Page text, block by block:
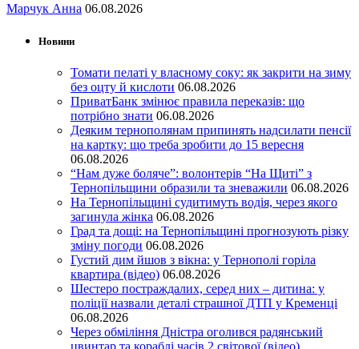
Марчук Анна 06.08.2026
Новини
Томати пелаті у власному соку: як закрити на зиму
без оцту й кислоти 06.08.2026
ПриватБанк змінює правила переказів: що
потрібно знати 06.08.2026
Деяким тернополянам припинять надсилати пенсії
на картку: що треба зробити до 15 вересня
06.08.2026
“Нам дуже боляче”: волонтерів “На Щиті” з
Тернопільщини образили та зневажили 06.08.2026
На Тернопільщині судитимуть водія, через якого
загинула жінка 06.08.2026
Град та дощі: на Тернопільщині прогнозують різку
зміну погоди 06.08.2026
Густий дим йшов з вікна: у Тернополі горіла
квартира (відео) 06.08.2026
Шестеро постраждалих, серед них – дитина: у
поліції назвали деталі страшної ДТП у Кременці
06.08.2026
Через обміління Дністра оголився радянський